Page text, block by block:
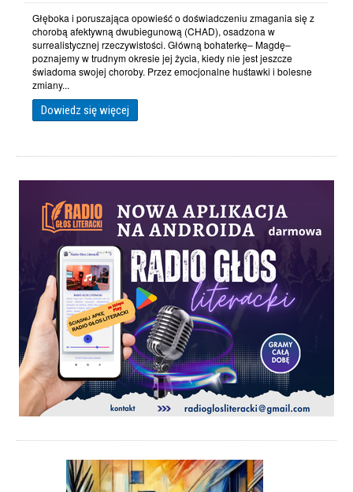
Głęboka i poruszająca opowieść o doświadczeniu zmagania się z
chorobą afektywną dwubiegunową (CHAD), osadzona w
surrealistycznej rzeczywistości. Główną bohaterkę– Magdę–
poznajemy w trudnym okresie jej życia, kiedy nie jest jeszcze
świadoma swojej choroby. Przez emocjonalne huśtawki i bolesne
zmiany...
Dowiedz się więcej